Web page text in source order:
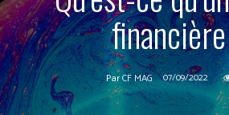
ParCF MAG 07/09/2022